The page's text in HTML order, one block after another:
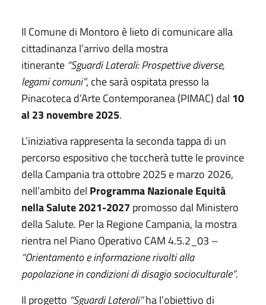
Il Comune di Montoro è lieto di comunicare alla
cittadinanza l’arrivo della mostra
itinerante “Sguardi Laterali: Prospettive diverse,
legami comuni”, che sarà ospitata presso la
Pinacoteca d’Arte Contemporanea (PIMAC) dal 10
al 23 novembre 2025.
L’iniziativa rappresenta la seconda tappa di un
percorso espositivo che toccherà tutte le province
della Campania tra ottobre 2025 e marzo 2026,
nell’ambito del Programma Nazionale Equità
nella Salute 2021-2027 promosso dal Ministero
della Salute. Per la Regione Campania, la mostra
rientra nel Piano Operativo CAM 4.5.2_03 –
“Orientamento e informazione rivolti alla
popolazione in condizioni di disagio socioculturale”.
Il progetto “Sguardi Laterali”ha l’obiettivo di